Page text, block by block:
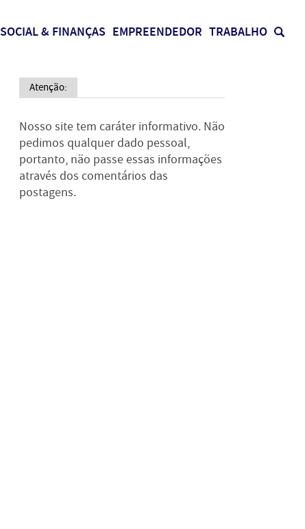
SOCIAL & FINANÇAS EMPREENDEDOR TRABALHO
Atenção:
Nosso site tem caráter informativo. Não
pedimos qualquer dado pessoal,
portanto, não passe essas informações
através dos comentários das
postagens.